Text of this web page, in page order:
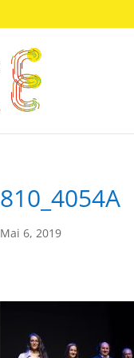
810_4054A
Mai 6, 2019